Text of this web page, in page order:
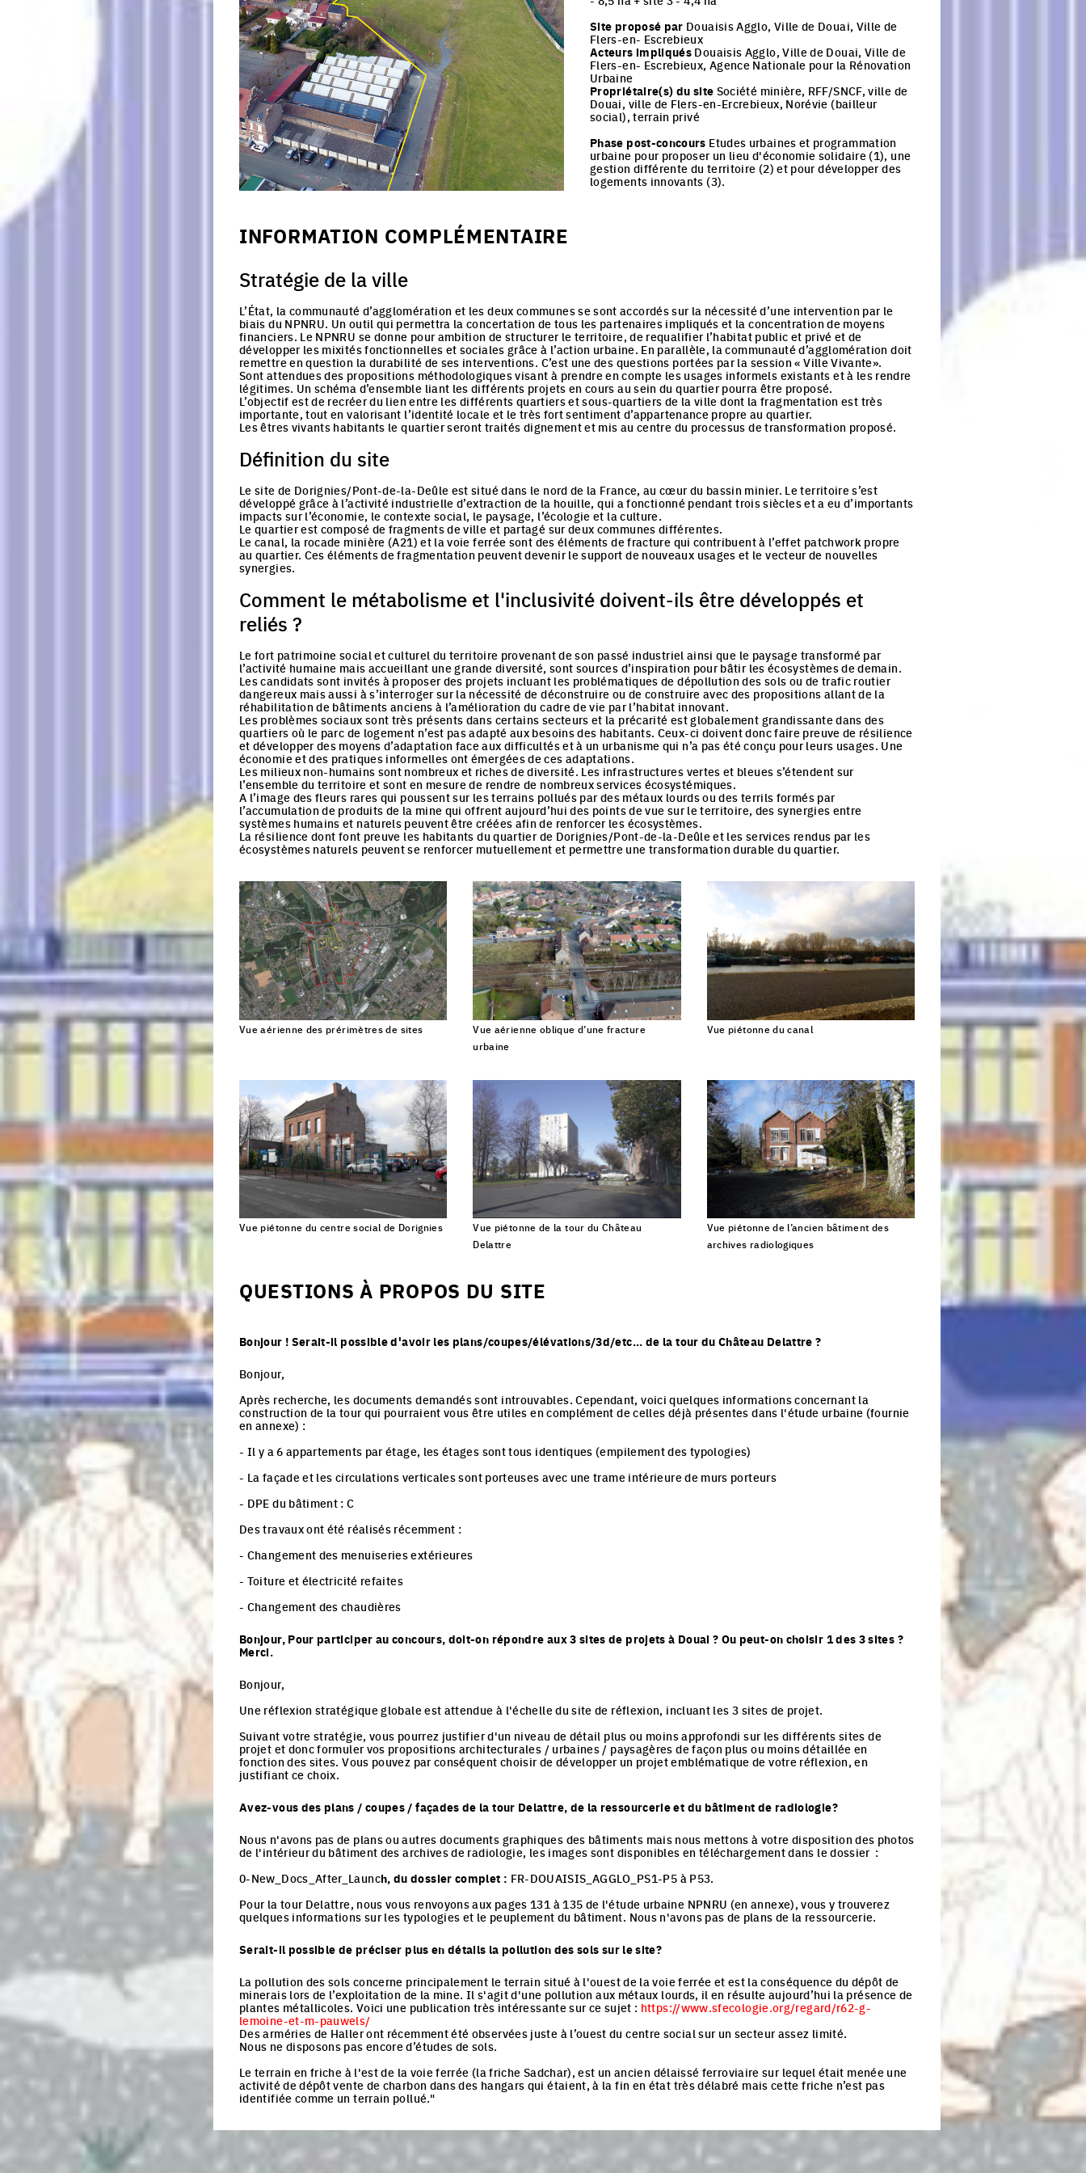
Site proposé par Douaisis Agglo, Ville de Douai, Ville de
Flers-en- Escrebieux
Acteurs impliqués Douaisis Agglo, Ville de Douai, Ville de
Flers-en- Escrebieux, Agence Nationale pour la Rénovation
Urbaine
Propriétaire(s) du site Société minière, RFF/SNCF, ville de
Douai, ville de Flers-en-Ercrebieux, Norévie (bailleur
social), terrain privé
Phase post-concours Etudes urbaines et programmation
urbaine pour proposer un lieu d'économie solidaire (1), une
gestion différente du territoire (2) et pour développer des
logements innovants (3).
INFORMATION COMPLÉMENTAIRE
Stratégie de la ville
L’État, la communauté d’agglomération et les deux communes se sont accordés sur la nécessité d’une intervention par le
biais du NPNRU. Un outil qui permettra la concertation de tous les partenaires impliqués et la concentration de moyens
financiers. Le NPNRU se donne pour ambition de structurer le territoire, de requalifier l’habitat public et privé et de
développer les mixités fonctionnelles et sociales grâce à l’action urbaine. En parallèle, la communauté d’agglomération doit
remettre en question la durabilité de ses interventions. C’est une des questions portées par la session « Ville Vivante».
Sont attendues des propositions méthodologiques visant à prendre en compte les usages informels existants et à les rendre
légitimes. Un schéma d’ensemble liant les différents projets en cours au sein du quartier pourra être proposé.
L’objectif est de recréer du lien entre les différents quartiers et sous-quartiers de la ville dont la fragmentation est très
importante, tout en valorisant l’identité locale et le très fort sentiment d’appartenance propre au quartier.
Les êtres vivants habitants le quartier seront traités dignement et mis au centre du processus de transformation proposé.
Définition du site
Le site de Dorignies/Pont-de-la-Deûle est situé dans le nord de la France, au cœur du bassin minier. Le territoire s’est
développé grâce à l’activité industrielle d’extraction de la houille, qui a fonctionné pendant trois siècles et a eu d’importants
impacts sur l’économie, le contexte social, le paysage, l’écologie et la culture.
Le quartier est composé de fragments de ville et partagé sur deux communes différentes.
Le canal, la rocade minière (A21) et la voie ferrée sont des éléments de fracture qui contribuent à l’effet patchwork propre
au quartier. Ces éléments de fragmentation peuvent devenir le support de nouveaux usages et le vecteur de nouvelles
synergies.
Comment le métabolisme et l'inclusivité doivent-ils être développés et
reliés ?
Le fort patrimoine social et culturel du territoire provenant de son passé industriel ainsi que le paysage transformé par
l’activité humaine mais accueillant une grande diversité, sont sources d’inspiration pour bâtir les écosystèmes de demain.
Les candidats sont invités à proposer des projets incluant les problématiques de dépollution des sols ou de trafic routier
dangereux mais aussi à s’interroger sur la nécessité de déconstruire ou de construire avec des propositions allant de la
réhabilitation de bâtiments anciens à l’amélioration du cadre de vie par l’habitat innovant.
Les problèmes sociaux sont très présents dans certains secteurs et la précarité est globalement grandissante dans des
quartiers où le parc de logement n’est pas adapté aux besoins des habitants. Ceux-ci doivent donc faire preuve de résilience
et développer des moyens d’adaptation face aux difficultés et à un urbanisme qui n’a pas été conçu pour leurs usages. Une
économie et des pratiques informelles ont émergées de ces adaptations.
Les milieux non-humains sont nombreux et riches de diversité. Les infrastructures vertes et bleues s’étendent sur
l’ensemble du territoire et sont en mesure de rendre de nombreux services écosystémiques.
A l’image des fleurs rares qui poussent sur les terrains pollués par des métaux lourds ou des terrils formés par
l’accumulation de produits de la mine qui offrent aujourd’hui des points de vue sur le territoire, des synergies entre
systèmes humains et naturels peuvent être créées afin de renforcer les écosystèmes.
La résilience dont font preuve les habitants du quartier de Dorignies/Pont-de-la-Deûle et les services rendus par les
écosystèmes naturels peuvent se renforcer mutuellement et permettre une transformation durable du quartier.
Vue aérienne des prérimètres de sites
Click to enlarge the picture
Vue aérienne oblique d’une fracture
urbaine
Vue piétonne du canal
Vue piétonne du centre social de Dorignies
Click to enlarge the picture
Vue piétonne de la tour du Château
Delattre
Vue piétonne de l’ancien bâtiment des
archives radiologiques
QUESTIONS À PROPOS DU SITE
Bonjour ! Serait-il possible d'avoir les plans/coupes/élévations/3d/etc... de la tour du Château Delattre ?
Bonjour,
Après recherche, les documents demandés sont introuvables. Cependant, voici quelques informations concernant la
construction de la tour qui pourraient vous être utiles en complément de celles déjà présentes dans l'étude urbaine (fournie
en annexe) :
- Il y a 6 appartements par étage, les étages sont tous identiques (empilement des typologies)
- La façade et les circulations verticales sont porteuses avec une trame intérieure de murs porteurs
- DPE du bâtiment : C
Des travaux ont été réalisés récemment :
- Changement des menuiseries extérieures
- Toiture et électricité refaites
- Changement des chaudières
Bonjour, Pour participer au concours, doit-on répondre aux 3 sites de projets à Douai ? Ou peut-on choisir 1 des 3 sites ?
Merci.
Bonjour,
Une réflexion stratégique globale est attendue à l'échelle du site de réflexion, incluant les 3 sites de projet.
Suivant votre stratégie, vous pourrez justifier d'un niveau de détail plus ou moins approfondi sur les différents sites de
projet et donc formuler vos propositions architecturales / urbaines / paysagères de façon plus ou moins détaillée en
fonction des sites. Vous pouvez par conséquent choisir de développer un projet emblématique de votre réflexion, en
justifiant ce choix.
Avez-vous des plans / coupes / façades de la tour Delattre, de la ressourcerie et du bâtiment de radiologie?
Nous n'avons pas de plans ou autres documents graphiques des bâtiments mais nous mettons à votre disposition des photos
de l'intérieur du bâtiment des archives de radiologie, les images sont disponibles en téléchargement dans le dossier :
0-New_Docs_After_Launch, du dossier complet : FR-DOUAISIS_AGGLO_PS1-P5 à P53.
Pour la tour Delattre, nous vous renvoyons aux pages 131 à 135 de l'étude urbaine NPNRU (en annexe), vous y trouverez
quelques informations sur les typologies et le peuplement du bâtiment. Nous n'avons pas de plans de la ressourcerie.
Serait-il possible de préciser plus en détails la pollution des sols sur le site?
La pollution des sols concerne principalement le terrain situé à l'ouest de la voie ferrée et est la conséquence du dépôt de
minerais lors de l’exploitation de la mine. Il s'agit d'une pollution aux métaux lourds, il en résulte aujourd’hui la présence de
plantes métallicoles. Voici une publication très intéressante sur ce sujet : https://www.sfecologie.org/regard/r62-g-
lemoine-et-m-pauwels/
Des arméries de Haller ont récemment été observées juste à l’ouest du centre social sur un secteur assez limité.
Nous ne disposons pas encore d’études de sols.
Le terrain en friche à l'est de la voie ferrée (la friche Sadchar), est un ancien délaissé ferroviaire sur lequel était menée une
activité de dépôt vente de charbon dans des hangars qui étaient, à la fin en état très délabré mais cette friche n’est pas
identifiée comme un terrain pollué."